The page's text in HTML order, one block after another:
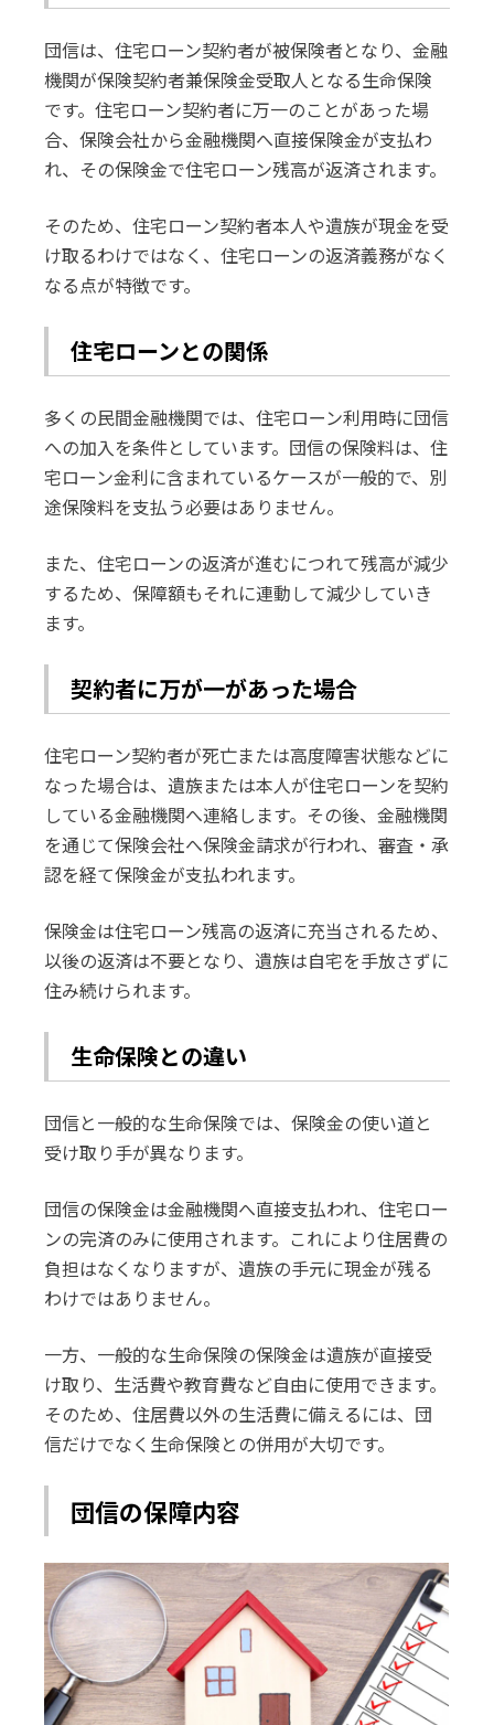
団信は、住宅ローン契約者が被保険者となり、金融
機関が保険契約者兼保険金受取人となる生命保険
です。住宅ローン契約者に万一のことがあった場
合、保険会社から金融機関へ直接保険金が支払わ
れ、その保険金で住宅ローン残高が返済されます。
そのため、住宅ローン契約者本人や遺族が現金を受
け取るわけではなく、住宅ローンの返済義務がなく
なる点が特徴です。
住宅ローンとの関係
多くの民間金融機関では、住宅ローン利用時に団信
への加入を条件としています。団信の保険料は、住
宅ローン金利に含まれているケースが一般的で、別
途保険料を支払う必要はありません。
また、住宅ローンの返済が進むにつれて残高が減少
するため、保障額もそれに連動して減少していき
ます。
契約者に万が一があった場合
住宅ローン契約者が死亡または高度障害状態などに
なった場合は、遺族または本人が住宅ローンを契約
している金融機関へ連絡します。その後、金融機関
を通じて保険会社へ保険金請求が行われ、審査・承
認を経て保険金が支払われます。
保険金は住宅ローン残高の返済に充当されるため、
以後の返済は不要となり、遺族は自宅を手放さずに
住み続けられます。
生命保険との違い
団信と一般的な生命保険では、保険金の使い道と
受け取り手が異なります。
団信の保険金は金融機関へ直接支払われ、住宅ロー
ンの完済のみに使用されます。これにより住居費の
負担はなくなりますが、遺族の手元に現金が残る
わけではありません。
一方、一般的な生命保険の保険金は遺族が直接受
け取り、生活費や教育費など自由に使用できます。
そのため、住居費以外の生活費に備えるには、団
信だけでなく生命保険との併用が大切です。
団信の保障内容